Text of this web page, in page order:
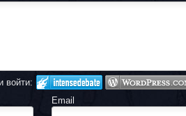
войти:
Email